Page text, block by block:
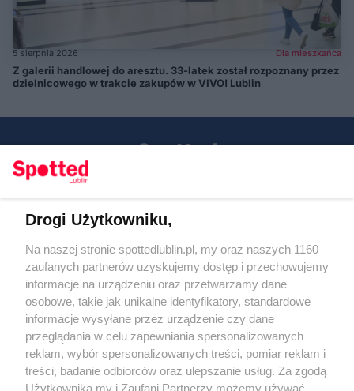
5 sierpnia 2026 Dla mieszkańca
Z galerii handlowej do aresztu. 33-latek został rozpoznany przez
dzielnicowego w trakcie zakupów w VIVO! Lublin
KATEGORIE
OGŁOSZENIA
Regulamin
Polityka prywatności
RODO
Warunki korzystania z treści
Drogi Użytkowniku,
Na naszej stronie spottedlublin.pl, my oraz naszych 1160
zaufanych partnerów uzyskujemy dostęp i przechowujemy
informacje na urządzeniu oraz przetwarzamy dane
osobowe, takie jak unikalne identyfikatory, standardowe
informacje wysyłane przez urządzenie czy dane
przeglądania w celu zapewniania spersonalizowanych
reklam, wybór spersonalizowanych treści, pomiar reklam i
treści, badanie odbiorców oraz ulepszanie usług. Za zgodą
Użytkownika my i Zaufani Partnerzy możemy używać